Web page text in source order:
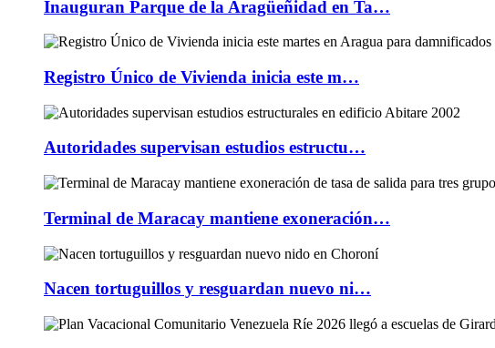
Inauguran Parque de la Aragüeñidad en Ta…
Registro Único de Vivienda inicia este m…
Autoridades supervisan estudios estructu…
Terminal de Maracay mantiene exoneración…
Nacen tortuguillos y resguardan nuevo ni…